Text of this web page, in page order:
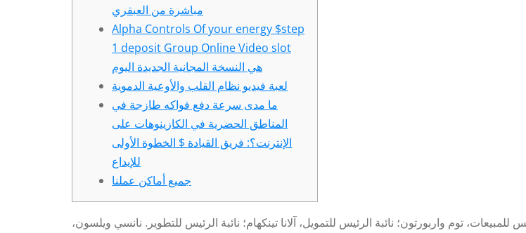
مباشرة من العبقري
Alpha Controls Of your energy $step
1 deposit Group Online Video slot
هي النسخة المجانية الجديدة اليوم
لعبة فيديو نظام القلب والأوعية الدموية
ما مدى سرعة دفع فواكه طازجة في
المناطق الحضرية في الكازينوهات على
الإنترنت؟: فريق القيادة $ الخطوة الأولى
للإيداع
جميع أماكن عملنا
توم واربورتون؛ نائبة الرئيس للتمويل، آلانا تينكهام؛ نائبة الرئيس للتطوير. نانسي ويلسون،